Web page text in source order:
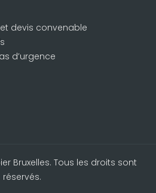
devis convenable
d’urgence
Bruxelles. Tous les droits sont
réservés.